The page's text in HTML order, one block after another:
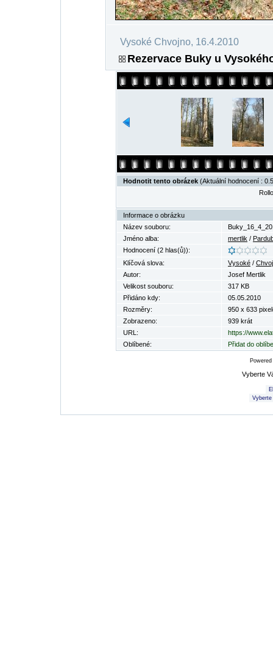
Vysoké Chvojno, 16.4.2010
Rezervace Buky u
Hodnotit tento obrázek (Aktuální hodnocení :
Informace o obrázku
Název souboru:
Jméno alba:
mertlik /
Hodnocení (2 hlas(ů)):
Klíčová slova:
Vysoké /
Autor:
Josef Mertlik
Velikost souboru:
317 KB
Přidáno kdy:
05.05.2010
Rozměry:
950 x 633
Zobrazeno:
939 krát
URL:
https://
Oblíbené:
Přidat do
Vyberte